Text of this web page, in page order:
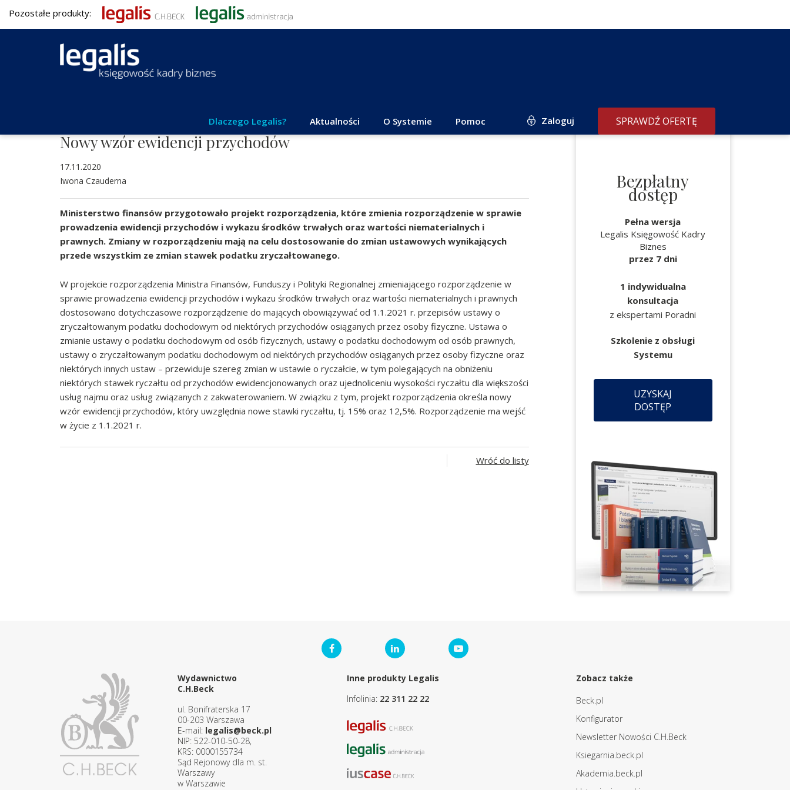
Pozostałe produkty:
Dlaczego Legalis? Aktualności O Systemie Pomoc Zaloguj SPRAWDŹ OFERTĘ
Nowy wzór ewidencji przychodów
17.11.2020
Iwona Czauderna
Ministerstwo finansów przygotowało projekt rozporządzenia, które zmienia rozporządzenie w sprawie
prowadzenia ewidencji przychodów i wykazu środków trwałych oraz wartości niematerialnych i
prawnych. Zmiany w rozporządzeniu mają na celu dostosowanie do zmian ustawowych wynikających
przede wszystkim ze zmian stawek podatku zryczałtowanego.
W projekcie rozporządzenia Ministra Finansów, Funduszy i Polityki Regionalnej zmieniającego rozporządzenie w
sprawie prowadzenia ewidencji przychodów i wykazu środków trwałych oraz wartości niematerialnych i prawnych
dostosowano dotychczasowe rozporządzenie do mających obowiązywać od 1.1.2021 r. przepisów ustawy o
zryczałtowanym podatku dochodowym od niektórych przychodów osiąganych przez osoby fizyczne. Ustawa o
zmianie ustawy o podatku dochodowym od osób fizycznych, ustawy o podatku dochodowym od osób prawnych,
ustawy o zryczałtowanym podatku dochodowym od niektórych przychodów osiąganych przez osoby fizyczne oraz
niektórych innych ustaw – przewiduje szereg zmian w ustawie o ryczałcie, w tym polegających na obniżeniu
niektórych stawek ryczałtu od przychodów ewidencjonowanych oraz ujednoliceniu wysokości ryczałtu dla większości
usług najmu oraz usług związanych z zakwaterowaniem. W związku z tym, projekt rozporządzenia określa nowy
wzór ewidencji przychodów, który uwzględnia nowe stawki ryczałtu, tj. 15% oraz 12,5%. Rozporządzenie ma wejść
w życie z 1.1.2021 r.
Wróć do listy
Bezpłatny
dostęp
Pełna wersja
Legalis Księgowość Kadry
Biznes
przez 7 dni
1 indywidualna
konsultacja
z ekspertami Poradni
Szkolenie z obsługi
Systemu
UZYSKAJ
DOSTĘP
Wydawnictwo
C.H.Beck
ul. Bonifraterska 17
00-203 Warszawa
E-mail: legalis@beck.pl
NIP: 522-010-50-28,
KRS: 0000155734
Sąd Rejonowy dla m. st.
Warszawy
w Warszawie
Inne produkty Legalis
Infolinia: 22 311 22 22
Zobacz także
Beck.pl
Konfigurator
Newsletter Nowości C.H.Beck
Ksiegarnia.beck.pl
Akademia.beck.pl